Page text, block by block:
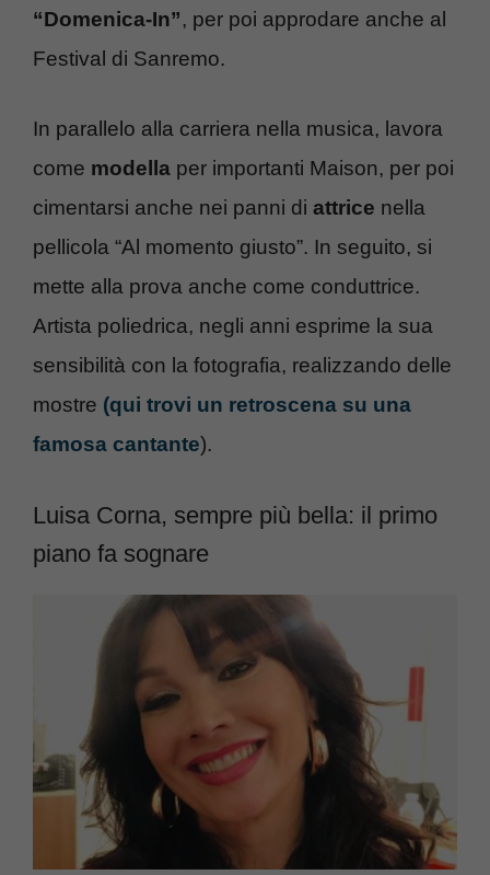
“Domenica-In”, per poi approdare anche al
Festival di Sanremo.
In parallelo alla carriera nella musica, lavora
come modella per importanti Maison, per poi
cimentarsi anche nei panni di attrice nella
pellicola “Al momento giusto”. In seguito, si
mette alla prova anche come conduttrice.
Artista poliedrica, negli anni esprime la sua
sensibilità con la fotografia, realizzando delle
mostre (qui trovi un retroscena su una
famosa cantante).
Luisa Corna, sempre più bella: il primo
piano fa sognare